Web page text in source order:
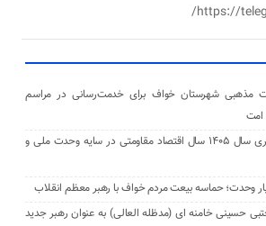
https://
مذهبی شهرستان خواف برای خدمت‌رسانی در مراسم
امت
از سوی مقام معظم رهبری سال ۱۴۰۵ سال اقتصاد مقاومتی در سایه وحدت ملی و
وحدت؛ حماسه بیعت مردم خواف با رهبر معظم انقلاب
حسینی خامنه ای (مدظله العالی) به عنوان رهبر جدید